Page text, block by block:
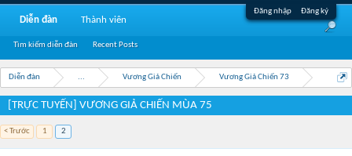
Đăng nhập Đăng ký
Diễn đàn ... Vương Giả Chiến Vương Giả Chiến 73
[TRỰC TUYẾN] VƯƠNG GIẢ CHIẾN MÙA 75
< Trước 1 2
Diễn đàn
Tìm kiếm diễn đàn Recent Posts
Thành viên